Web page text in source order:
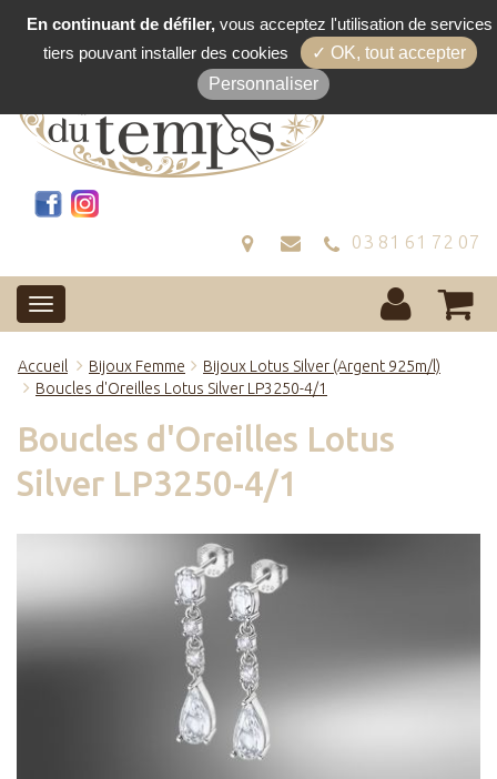
03 81 61 72 07
Accueil Bijoux Femme
Bijoux Lotus Silver (Argent 925m/l)
Boucles d'Oreilles Lotus Silver LP3250-4/1
Boucles d'Oreilles Lotus
Silver LP3250-4/1
En continuant de défiler, vous acceptez l'utilisation de services
tiers pouvant installer des cookies
✓ OK, tout accepter
Personnaliser